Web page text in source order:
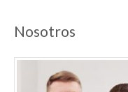
Nosotros